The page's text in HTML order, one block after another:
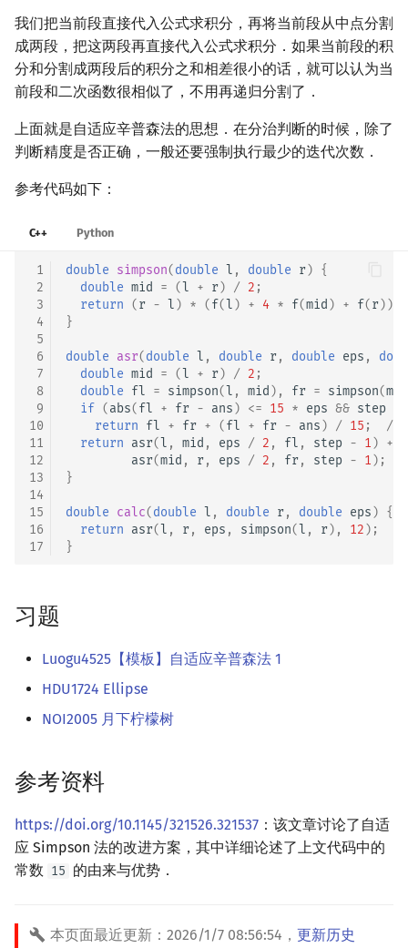
我们把当前段直接代入公式求积分，再将当前段从中点分割
成两段，把这两段再直接代入公式求积分．如果当前段的积
分和分割成两段后的积分之和相差很小的话，就可以认为当
前段和二次函数很相似了，不用再递归分割了．
上面就是自适应辛普森法的思想．在分治判断的时候，除了
判断精度是否正确，一般还要强制执行最少的迭代次数．
参考代码如下：
C++ Python
1
2
3
4
5
6
7
8
9
10
11
12
13
14
15
16
17
double simpson(double l , double r) {
double mid = (l + r) / 2 ;
return (r - l) * (f(l) + 4 * f(mid ) + f(r))
}
double asr(double l , double r, double eps ,
double mid = (l + r) / 2 ;
double fl = simpson(l , mid ), fr = simpson(mid
if (abs(fl + fr - ans) <= 15 * eps && step
return fl + fr + (fl + fr - ans) / 15 ;
//
return asr(l , mid , eps / 2 , fl , step - 1) +
asr(mid , r, eps / 2 , fr, step - 1);
}
double calc(double l , double r, double eps) {
return asr(l , r, eps , simpson(l , r), 12);
}
习题
Luogu4525【模板】自适应辛普森法 1
HDU1724 Ellipse
NOI2005 月下柠檬树
参考资料
https://doi.org/10.1145/321526.321537 ：该文章讨论了自适
应 Simpson 法的改进方案，其中详细论述了上文代码中的
常数 15 的由来与优势．
本页面最近更新： 2026/1/7 08:56:54 ， 更新历史